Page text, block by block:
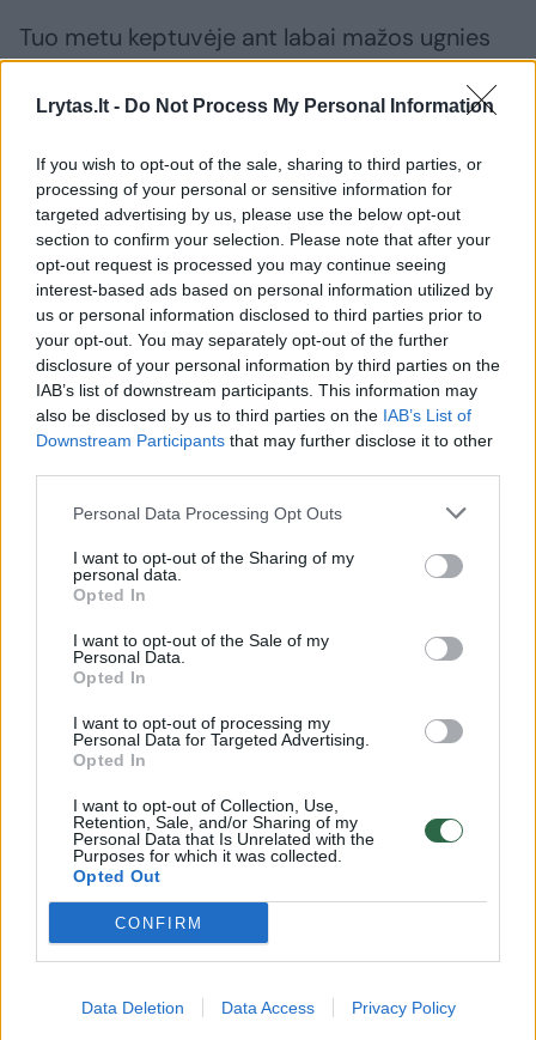
Lrytas.lt - Do Not Process My Personal Information
If you wish to opt-out of the sale, sharing to third parties, or
processing of your personal or sensitive information for
targeted advertising by us, please use the below opt-out
section to confirm your selection. Please note that after your
opt-out request is processed you may continue seeing
interest-based ads based on personal information utilized by
us or personal information disclosed to third parties prior to
your opt-out. You may separately opt-out of the further
disclosure of your personal information by third parties on the
IAB’s list of downstream participants. This information may
also be disclosed by us to third parties on the IAB’s List of
Downstream Participants that may further disclose it to other
Personal Data Processing Opt Outs
I want to opt-out of the Sharing of my
personal data.
Opted In
I want to opt-out of the Sale of my
Personal Data.
Opted In
I want to opt-out of processing my
Personal Data for Targeted Advertising.
Opted In
I want to opt-out of Collection, Use,
Retention, Sale, and/or Sharing of my
Personal Data that Is Unrelated with the
Purposes for which it was collected.
Opted Out
CONFIRM
Data Deletion Data Access Privacy Policy
Tuo metu keptuvėje ant labai mažos ugnies
nepradėtų degti. Į sviestą suberkite manų
Skrudinkite manų kruopas ant lėtos ugnies
nuolat (!) maišydami 20 minučių, kol kruopos
įgaus karamelinę rusvą spalvą.
Praėjus 10 minučių į manų kruopas sudėkite
stambiai sulaužytus graikinius riešutus. Kai
manų kruopos įgaus rusvą karamelinę spalvą
ir gardžiai pakvips, keptuvę nukaiskite ir iš
lėto maišant supilkite sirupą.
Daugiau nuotraukų (2)
Manų kruopų chalva.
L.Pikšrytės-Jankauskienės nuotr.
Pastatykite keptuvę ant ugnies atgal ir virkite